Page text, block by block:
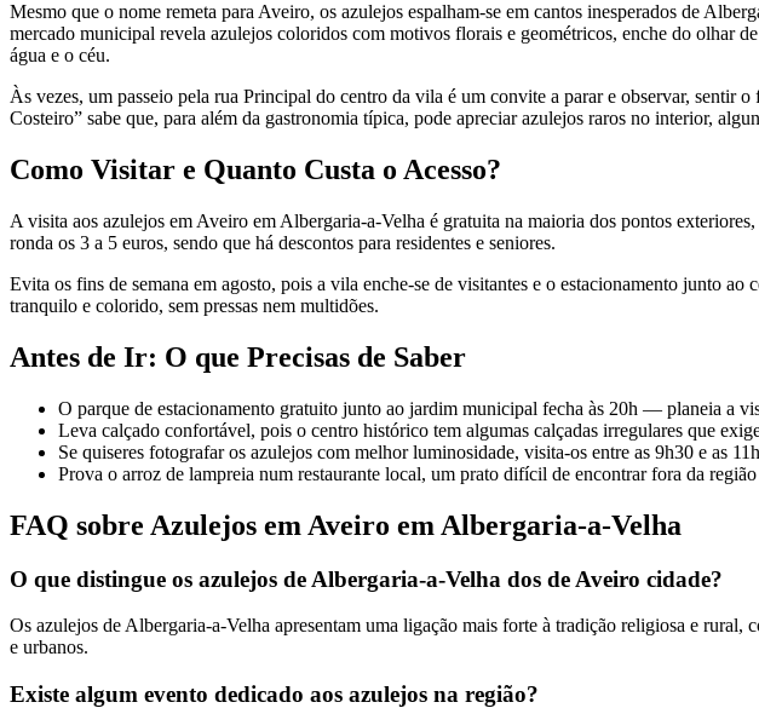
Mesmo que o nome remeta para Aveiro, os azulejos espalham-se em cantos inesperados de
mercado municipal revela azulejos coloridos com motivos florais e geométricos, enche do olhar
água e o céu.
Às vezes, um passeio pela rua Principal do centro da vila é um convite a parar e observar, sentir
Costeiro” sabe que, para além da gastronomia típica, pode apreciar azulejos raros no interior,
Como Visitar e Quanto Custa o Acesso?
A visita aos azulejos em Aveiro em Albergaria-a-Velha é gratuita na maioria dos pontos
ronda os 3 a 5 euros, sendo que há descontos para residentes e seniores.
Evita os fins de semana em agosto, pois a vila enche-se de visitantes e o estacionamento junto
tranquilo e colorido, sem pressas nem multidões.
Antes de Ir: O que Precisas de Saber
O parque de estacionamento gratuito junto ao jardim municipal fecha às 20h — planeia a
Leva calçado confortável, pois o centro histórico tem algumas calçadas irregulares que
Se quiseres fotografar os azulejos com melhor luminosidade, visita-os entre as 9h30 e as
Prova o arroz de lampreia num restaurante local, um prato difícil de encontrar fora da
FAQ sobre Azulejos em Aveiro em Albergaria-a-Velha
O que distingue os azulejos de Albergaria-a-Velha dos de Aveiro cidade?
Os azulejos de Albergaria-a-Velha apresentam uma ligação mais forte à tradição religiosa e
e urbanos.
Existe algum evento dedicado aos azulejos na região?